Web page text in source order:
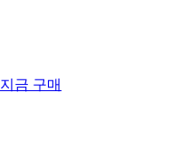
지금 구매